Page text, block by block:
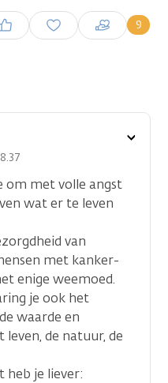
9
om een reactie te
om met volle angst
wat er te leven
van
met kanker-
enige weemoed.
je ook het
waarde en
leven, de natuur, de
heb je liever:
Toon